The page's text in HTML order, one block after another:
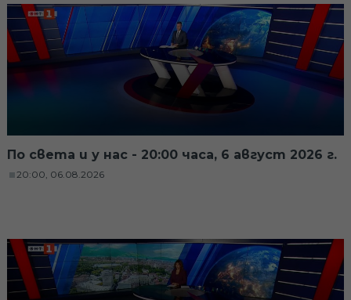
По света и у нас - 20:00 часа, 6 август 2026 г.
20:00, 06.08.2026